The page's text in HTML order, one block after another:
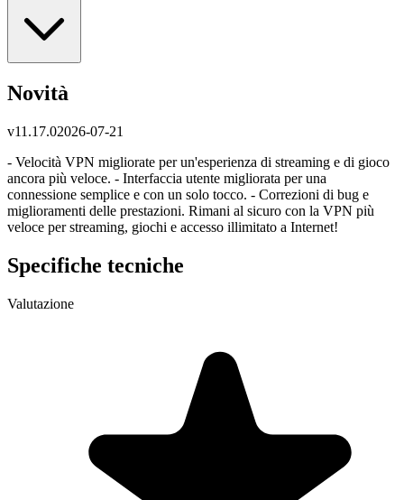
Novità
v11.17.02026-07-21
- Velocità VPN migliorate per un'esperienza di streaming e di gioco
ancora più veloce. - Interfaccia utente migliorata per una
connessione semplice e con un solo tocco. - Correzioni di bug e
miglioramenti delle prestazioni. Rimani al sicuro con la VPN più
veloce per streaming, giochi e accesso illimitato a Internet!
Specifiche tecniche
Valutazione